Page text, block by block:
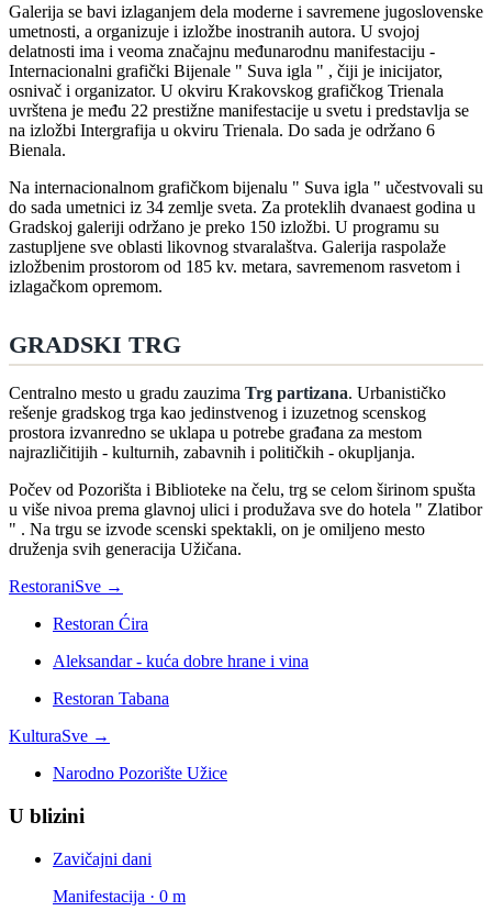
Galerija se bavi izlaganjem dela moderne i savremene jugoslovenske
umetnosti, a organizuje i izložbe inostranih autora. U svojoj
delatnosti ima i veoma značajnu međunarodnu manifestaciju -
Internacionalni grafički Bijenale " Suva igla " , čiji je inicijator,
osnivač i organizator. U okviru Krakovskog grafičkog Trienala
uvrštena je među 22 prestižne manifestacije u svetu i predstavlja se
na izložbi Intergrafija u okviru Trienala. Do sada je održano 6
Bienala.
Na internacionalnom grafičkom bijenalu " Suva igla " učestvovali su
do sada umetnici iz 34 zemlje sveta. Za proteklih dvanaest godina u
Gradskoj galeriji održano je preko 150 izložbi. U programu su
zastupljene sve oblasti likovnog stvaralaštva. Galerija raspolaže
izložbenim prostorom od 185 kv. metara, savremenom rasvetom i
izlagačkom opremom.
GRADSKI TRG
Centralno mesto u gradu zauzima Trg partizana. Urbanističko
rešenje gradskog trga kao jedinstvenog i izuzetnog scenskog
prostora izvanredno se uklapa u potrebe građana za mestom
najrazličitijih - kulturnih, zabavnih i političkih - okupljanja.
Počev od Pozorišta i Biblioteke na čelu, trg se celom širinom spušta
u više nivoa prema glavnoj ulici i produžava sve do hotela " Zlatibor
" . Na trgu se izvode scenski spektakli, on je omiljeno mesto
druženja svih generacija Užičana.
RestoraniSve →
Restoran Ćira
Aleksandar - kuća dobre hrane i vina
Restoran Tabana
KulturaSve →
Narodno Pozorište Užice
U blizini
Zavičajni dani
Manifestacija · 0 m